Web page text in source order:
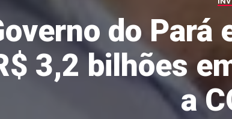
do Pará
3,2 bilhões
a